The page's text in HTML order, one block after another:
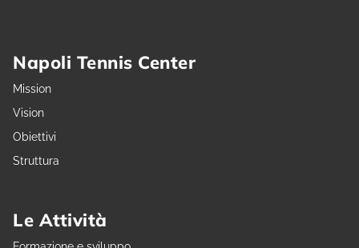
Napoli Tennis Center
Mission
Vision
Obiettivi
Struttura
Le Attività